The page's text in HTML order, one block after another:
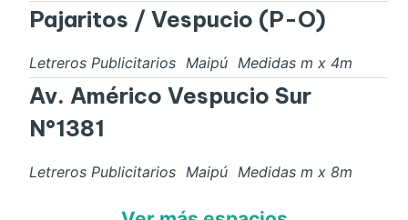
Pajaritos / Vespucio (P-O)
Letreros Publicitarios Maipú Medidas m x 4m
Av. Américo Vespucio Sur
N°1381
Letreros Publicitarios Maipú Medidas m x 8m